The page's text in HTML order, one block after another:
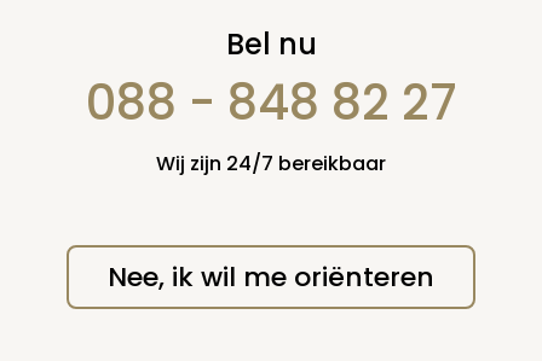
Uitvaartcentrum
Texel verwerft
Keurmerk
uitvaartzorg
dinsdag 16 juni 2009
Den Burg, 15 juni
Bel nu
088 - 848 82 27
Wij zijn 24/7 bereikbaar
Nee, ik wil me oriënteren